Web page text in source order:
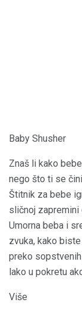
Baby Shusher
Znaš li kako
nego što ti se
Štitnik za bebe
sličnoj zapremini
Umorna beba i
zvuka, kako
preko sopstvenih
lako u pokretu
Više